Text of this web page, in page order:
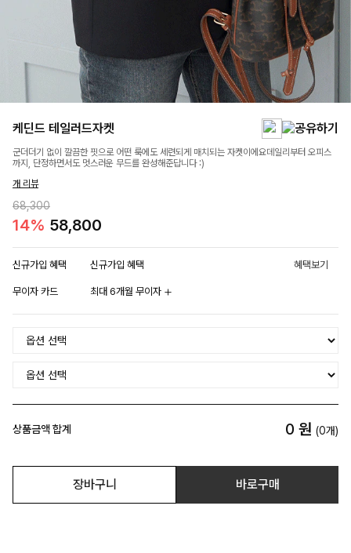
케딘드 테일러드자켓
군더더기 없이 깔끔한 핏으로 어떤 룩에도 세련되게 매치되는 자켓이에요데일리부터 오피스
까지, 단정하면서도 멋스러운 무드를 완성해준답니다 :)
개 리뷰
68,300
14% 58,800
신규가입 혜택 신규가입 혜택 혜택보기
무이자 카드 최대 6개월 무이자
상품금액 합계 0 원 (0개)
장바구니 바로구매